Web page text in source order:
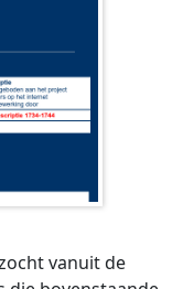
vanuit de